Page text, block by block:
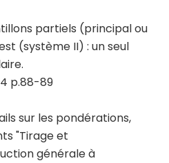
partiels (principal ou
(système II) : un seul
p.88-89
sur les pondérations,
"Tirage et
générale à